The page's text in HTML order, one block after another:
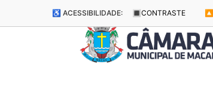
♿ ACESSIBILIDADE: 🔳 CONTRASTE 🔼